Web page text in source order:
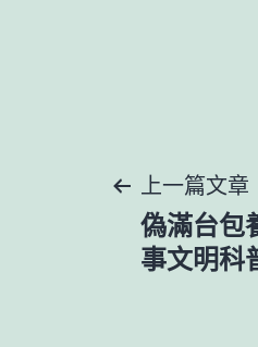
文
章
上一篇文章
偽滿台包
事文明科